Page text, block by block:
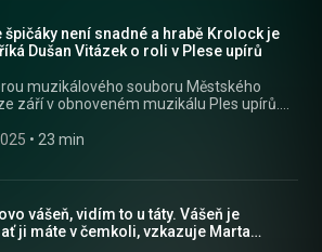
crostrednicechy
špičáky není snadné a hrabě Krolock je
Dušan Vitázek o roli v Plese upírů
muzikálového souboru Městského
září v obnoveném muzikálu Ples upírů.
aplikaci mujRozhlas
crostrednicechy
• 23 min
vášeň, vidím to u táty. Vášeň je
ji máte v čemkoli, vzkazuje Marta